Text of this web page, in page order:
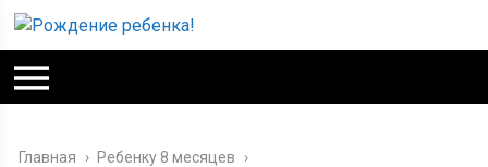
Главная › Ребенку 8 месяцев ›